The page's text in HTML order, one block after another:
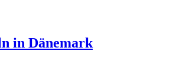
in Dänemark